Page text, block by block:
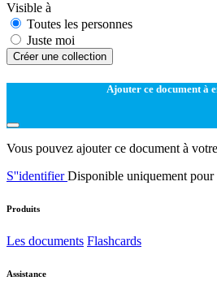
Visible à
Toutes les personnes
Juste moi
Créer une collection
Ajouter ce document à
Vous pouvez ajouter ce document à
S''identifierDisponible uniquement pour
Produits
Les documents Flashcards
Assistance